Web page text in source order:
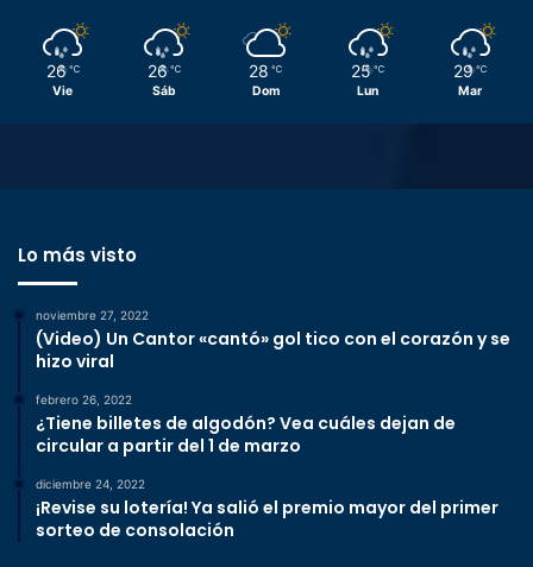
26 ℃
Vie
26 ℃
Sáb
28 ℃
Dom
25 ℃
Lun
29 ℃
Mar
Lo más visto
noviembre 27, 2022
(Video) Un Cantor «cantó» gol tico con el corazón y se
hizo viral
febrero 26, 2022
¿Tiene billetes de algodón? Vea cuáles dejan de
circular a partir del 1 de marzo
diciembre 24, 2022
¡Revise su lotería! Ya salió el premio mayor del primer
sorteo de consolación